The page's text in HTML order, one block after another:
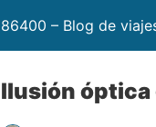
86400 – Blog de
Ilusión óptica